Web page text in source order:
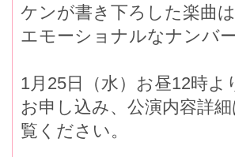
ケンが書き下ろした楽曲
エモーショナルなナンバ
1月25日（水）お昼12時
お申し込み、公演内容詳
覧ください。